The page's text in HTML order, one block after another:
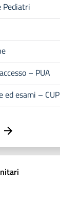
Pediatri
– PUA
ed esami – CUP